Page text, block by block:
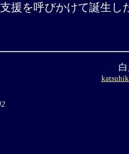
支援を呼びかけて誕生